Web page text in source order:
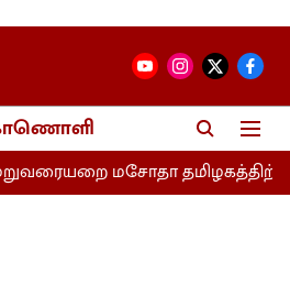
மசோதா தமிழகத்திற்கு